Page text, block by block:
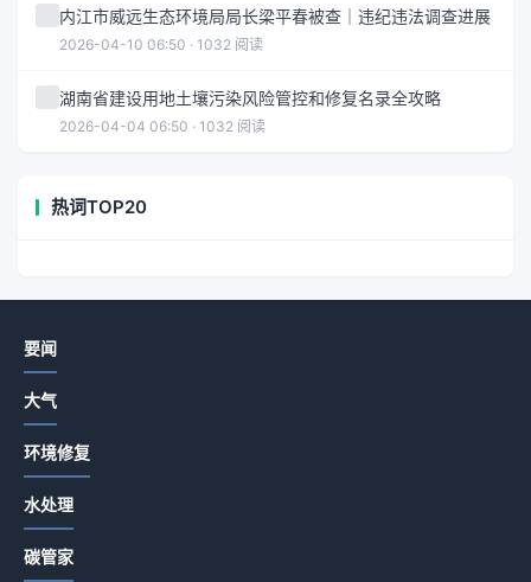
内江市威远生态环境局局长梁平春被查｜违纪违法调查进展
2026-04-10 06:50 · 1032 阅读
湖南省建设用地土壤污染风险管控和修复名录全攻略
2026-04-04 06:50 · 1032 阅读
热词TOP20
要闻
大气
环境修复
水处理
碳管家